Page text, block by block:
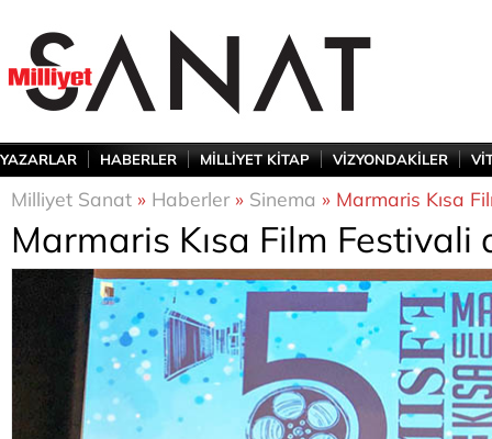
YAZARLAR HABERLER MİLLİYET KİTAP VİZYONDAKİLER
Milliyet Sanat » Haberler» Sinema » Marmaris Kısa
Marmaris Kısa Film